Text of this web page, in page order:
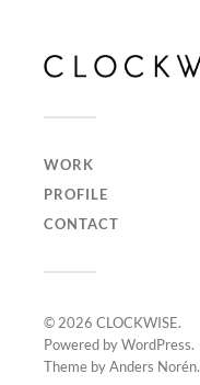
WORK
PROFILE
CONTACT
© 2026 CLOCKWISE.
Powered byWordPress.
Theme byAnders Norén.